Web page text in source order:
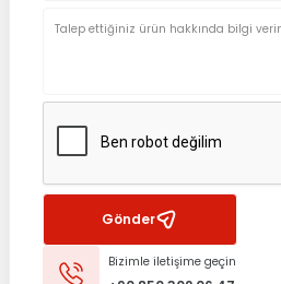
Gönder
Bizimle iletişime geçin